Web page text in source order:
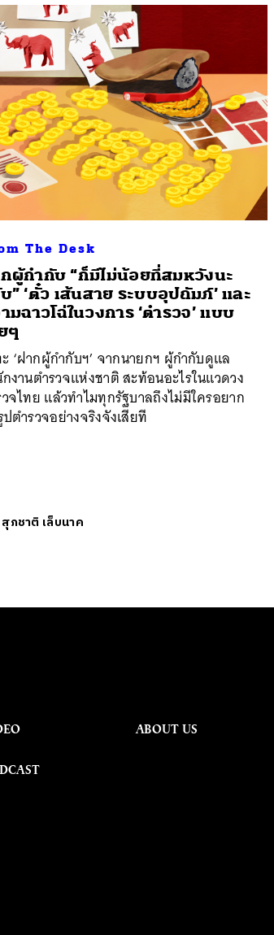
The Desk
ผู้กำกับ “ก็มีไม่น้อยที่สมหวังนะ
” ‘ตั๋ว เส้นสาย ระบบอุปถัมภ์’ และ
มฉาวโฉ่ในวงการ ‘ตำรวจ’ แบบ
ๆ
‘ฝากผู้กำกับฯ’ จากนายกฯ ผู้กำกับดูแล
งานตำรวจแห่งชาติ สะท้อนอะไรในแวดวง
จไทย แล้วทำไมทุกรัฐบาลถึงไม่มีใครอยาก
ตำรวจอย่างจริงจังเสียที
สุภชาติ เล็บนาค
ABOUT US